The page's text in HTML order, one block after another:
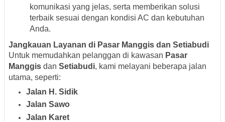
komunikasi yang jelas, serta memberikan solusi
terbaik sesuai dengan kondisi AC dan kebutuhan
Anda.
Jangkauan Layanan di Pasar Manggis dan Setiabudi
Untuk memudahkan pelanggan di kawasan Pasar
Manggis dan Setiabudi, kami melayani beberapa jalan
utama, seperti:
Jalan H. Sidik
Jalan Sawo
Jalan Karet